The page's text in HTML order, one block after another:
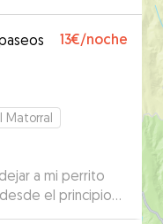
13€/noche
Matorral
a mi perrito
el principio
atentos y se